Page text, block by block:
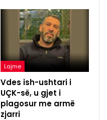
Lajme
Vdes ish-ushtari i
UÇK-së, u gjet i
plagosur me armë
zjarri